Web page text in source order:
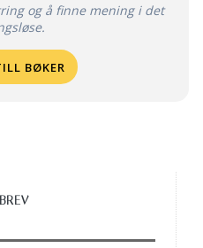
og å finne mening i det
BØKER